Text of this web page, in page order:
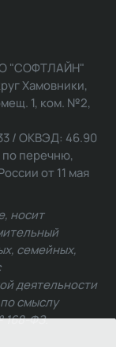
"СОФТЛАЙН"
Хамовники,
1, ком. №2,
/ ОКВЭД: 46.90
по перечню,
от 11 мая
носит
семейных,
деятельности
смыслу
168-ФЗ.